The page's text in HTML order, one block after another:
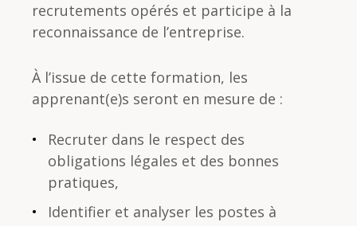
recrutements opérés et participe à la
reconnaissance de l’entreprise.
À l’issue de cette formation, les
apprenant(e)s seront en mesure de :
Recruter dans le respect des
obligations légales et des bonnes
pratiques,
Identifier et analyser les postes à